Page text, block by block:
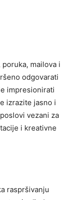
mailova i
odgovarati
impresionirati
izrazite jasno i
vezani za
i kreativne
raspršivanju